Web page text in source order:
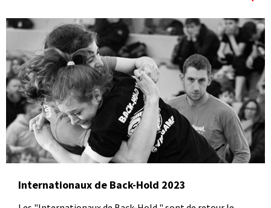
Internationaux de Back-Hold 2023